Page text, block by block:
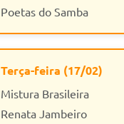
Poetas do Samba
Terça-feira (17/02)
Mistura Brasileira
Renata Jambeiro